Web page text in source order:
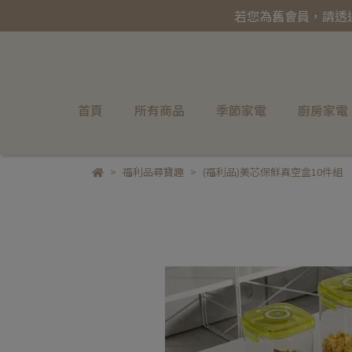
若您為舊會員，請
首頁 所有商品 季節家電 廚房家電
福利品尋寶趣 (福利品)美芯保鮮真空盒10件組